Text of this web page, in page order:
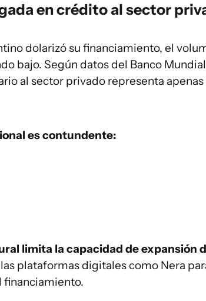
en crédito al sector
dolarizó su financiamiento, el
bajo. Según datos del Banco
al sector privado representa apenas
es contundente:
limita la capacidad de expansión
plataformas digitales como Nera
financiamiento.